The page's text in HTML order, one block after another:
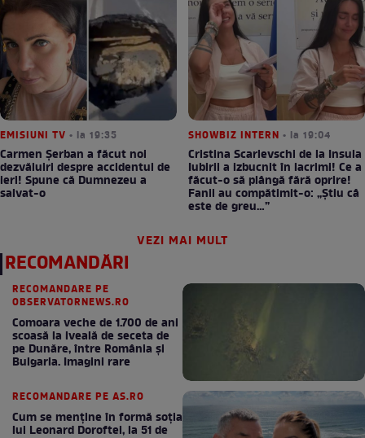
EMISIUNI TV • la 19:35
Carmen Șerban a făcut noi
dezvăluiri despre accidentul de
ieri! Spune că Dumnezeu a
salvat-o
SHOWBIZ INTERN • la 19:04
Cristina Scarlevschi de la Insula
Iubirii a izbucnit în lacrimi! Ce a
făcut-o să plângă fără oprire!
Fanii au compătimit-o: „Știu câ
este de greu…”
VEZI MAI MULT
RECOMANDĂRI
RECOMANDARE PE
OBSERVATORNEWS.RO
Comoara veche de 1.700 de ani
scoasă la iveală de seceta de
pe Dunăre, între România şi
Bulgaria. Imagini rare
RECOMANDARE PE AS.RO
Cum se menţine în formă soţia
lui Leonard Doroftei, la 51 de